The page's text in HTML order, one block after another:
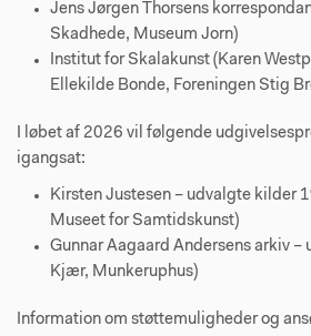
Jens Jørgen Thorsens
Skadhede, Museum Jorn)
Institut for Skalakunst (Karen
Ellekilde Bonde, Foreningen Stig
I løbet af 2026 vil følgende
igangsat:
Kirsten Justesen – udvalgte kilder
Museet for Samtidskunst)
Gunnar Aagaard Andersens arkiv –
Kjær, Munkeruphus)
Information om støttemuligheder og